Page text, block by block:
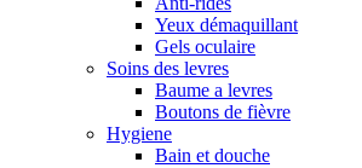
Yeux démaquillant
Gels oculaire
Soins des levres
Baume a levres
Boutons de fièvre
Hygiene
Bain et douche